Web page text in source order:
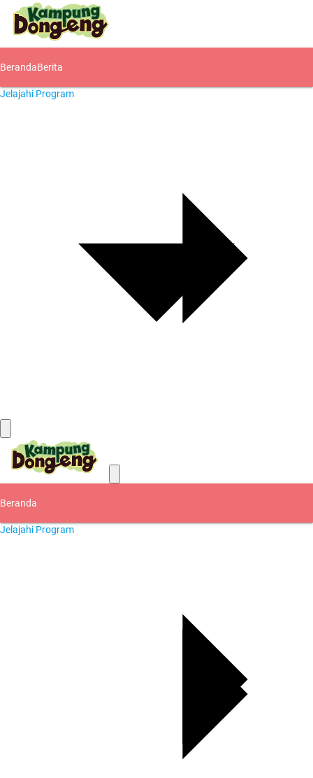
BerandaBerita
Jelajahi Program
Beranda
Jelajahi Program